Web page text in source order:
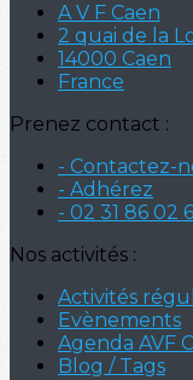
A V F Caen
2 quai de la
14000 Caen
France
Prenez contact :
- Contactez-
- Adhérez
- 02 31 86 02
Nos activités :
Activités
Evènements
Agenda AVF
Blog / Tags